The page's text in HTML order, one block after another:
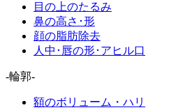
目の上のたるみ
鼻の高さ･形
顔の脂肪除去
人中･唇の形･アヒル口
-輪郭-
額のボリューム・ハリ